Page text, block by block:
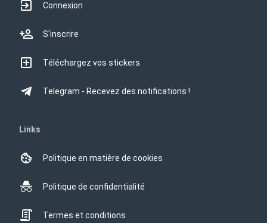
Connexion
S'inscrire
Téléchargez vos stickers
Telegram - Recevez des notifications !
Links
Politique en matière de cookies
Politique de confidentialité
Termes et conditions